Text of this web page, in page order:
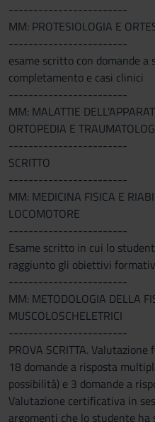
------------------------
MM: PROTESIOLOGIA E
------------------------
esame scritto con domande
completamento e casi clinici
------------------------
MM: MALATTIE
ORTOPEDIA E
------------------------
SCRITTO
------------------------
MM: MEDICINA FISICA E
LOCOMOTORE
------------------------
Esame scritto in cui lo
raggiunto gli obiettivi
------------------------
MM: METODOLOGIA DELLA
MUSCOLOSCHELETRICI
------------------------
PROVA SCRITTA.
18 domande a risposta
possibilità) e 3 domande a
Valutazione certificativa in
argomenti che lo studente